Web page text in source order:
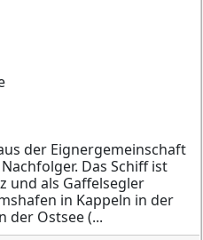
der Eignergemeinschaft
Das Schiff ist
und als Gaffelsegler
in Kappeln in der
der Ostsee (...